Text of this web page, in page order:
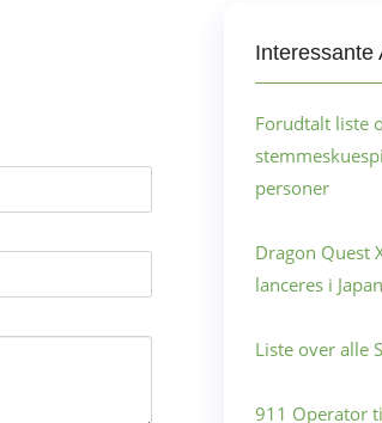
Interessante
Forudtalt liste
personer
Dragon Quest
lanceres i
Liste over alle
911 Operator